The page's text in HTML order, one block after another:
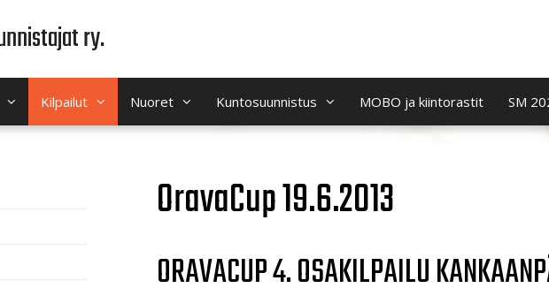
ry.
Kilpailut Nuoret Kuntosuunnistus MOBO ja kiintorastit SM
OravaCup 19.6.2013
ORAVACUP 4. OSAKILPAILU